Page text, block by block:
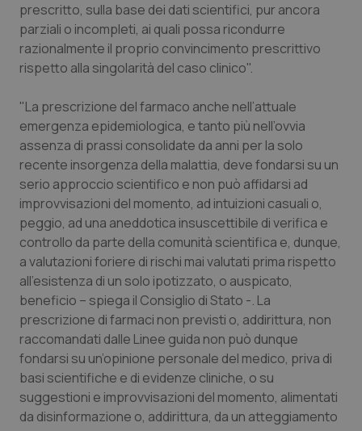
prescritto, sulla base dei dati scientifici, pur ancora
parziali o incompleti, ai quali possa ricondurre
razionalmente il proprio convincimento prescrittivo
rispetto alla singolarità del caso clinico".
"La prescrizione del farmaco anche nell’attuale
emergenza epidemiologica, e tanto più nell’ovvia
assenza di prassi consolidate da anni per la solo
recente insorgenza della malattia, deve fondarsi su un
serio approccio scientifico e non può affidarsi ad
improvvisazioni del momento, ad intuizioni casuali o,
peggio, ad una aneddotica insuscettibile di verifica e
controllo da parte della comunità scientifica e, dunque,
a valutazioni foriere di rischi mai valutati prima rispetto
all’esistenza di un solo ipotizzato, o auspicato,
beneficio – spiega il Consiglio di Stato -. La
prescrizione di farmaci non previsti o, addirittura, non
raccomandati dalle Linee guida non può dunque
fondarsi su un’opinione personale del medico, priva di
basi scientifiche e di evidenze cliniche, o su
suggestioni e improvvisazioni del momento, alimentati
da disinformazione o, addirittura, da un atteggiamento
Nome
Fornitore /Dominio
VISITOR_PRIVACY_METADATA
YouTube
.youtube.com
CookieScriptConsent
CookieScript
www.quotidianosanita.it